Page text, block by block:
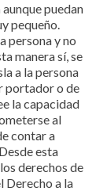
puedan
pequeño.
persona y no
manera sí, se
a la persona
portador o de
la capacidad
al
contar a
esta
derechos de
Derecho a la